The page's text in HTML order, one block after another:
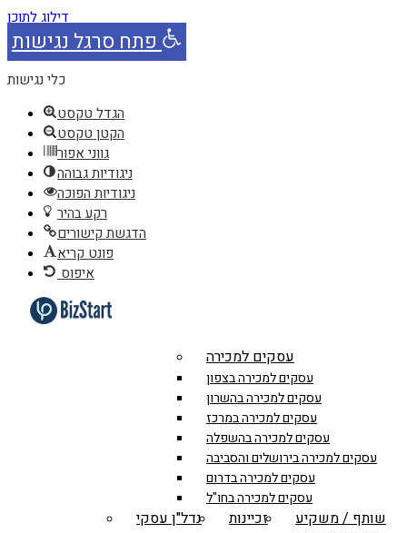
דילוג לתוכן
פתח סרגל נגישות
כלי נגישות
הגדל טקסט
הקטן טקסט
גווני אפור
ניגודיות גבוהה
ניגודיות הפוכה
רקע בהיר
הדגשת קישורים
פונט קריא
איפוס
עסקים למכירה
עסקים למכירה בצפון
עסקים למכירה בהשרון
עסקים למכירה במרכז
עסקים למכירה בהשפלה
עסקים למכירה בירושלים והסביבה
עסקים למכירה בדרום
עסקים למכירה בחו"ל
שותף / משקיע זכיינות
נדל"ן עסקי